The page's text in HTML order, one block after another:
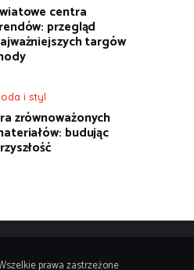
centra
przegląd
targów
i styl
zrównoważonych
budując
prawa zastrzeżone